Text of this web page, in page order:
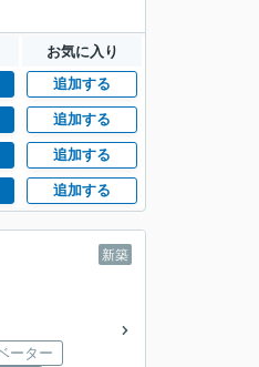
お気に入り
追加する
追加する
追加する
追加する
新築
ーター